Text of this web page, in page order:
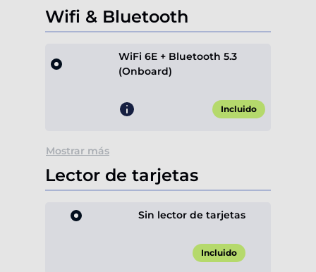
Wifi & Bluetooth
WiFi 6E + Bluetooth 5.3
(Onboard)
Incluido
Mostrar más
Lector de tarjetas
Sin lector de tarjetas
Incluido